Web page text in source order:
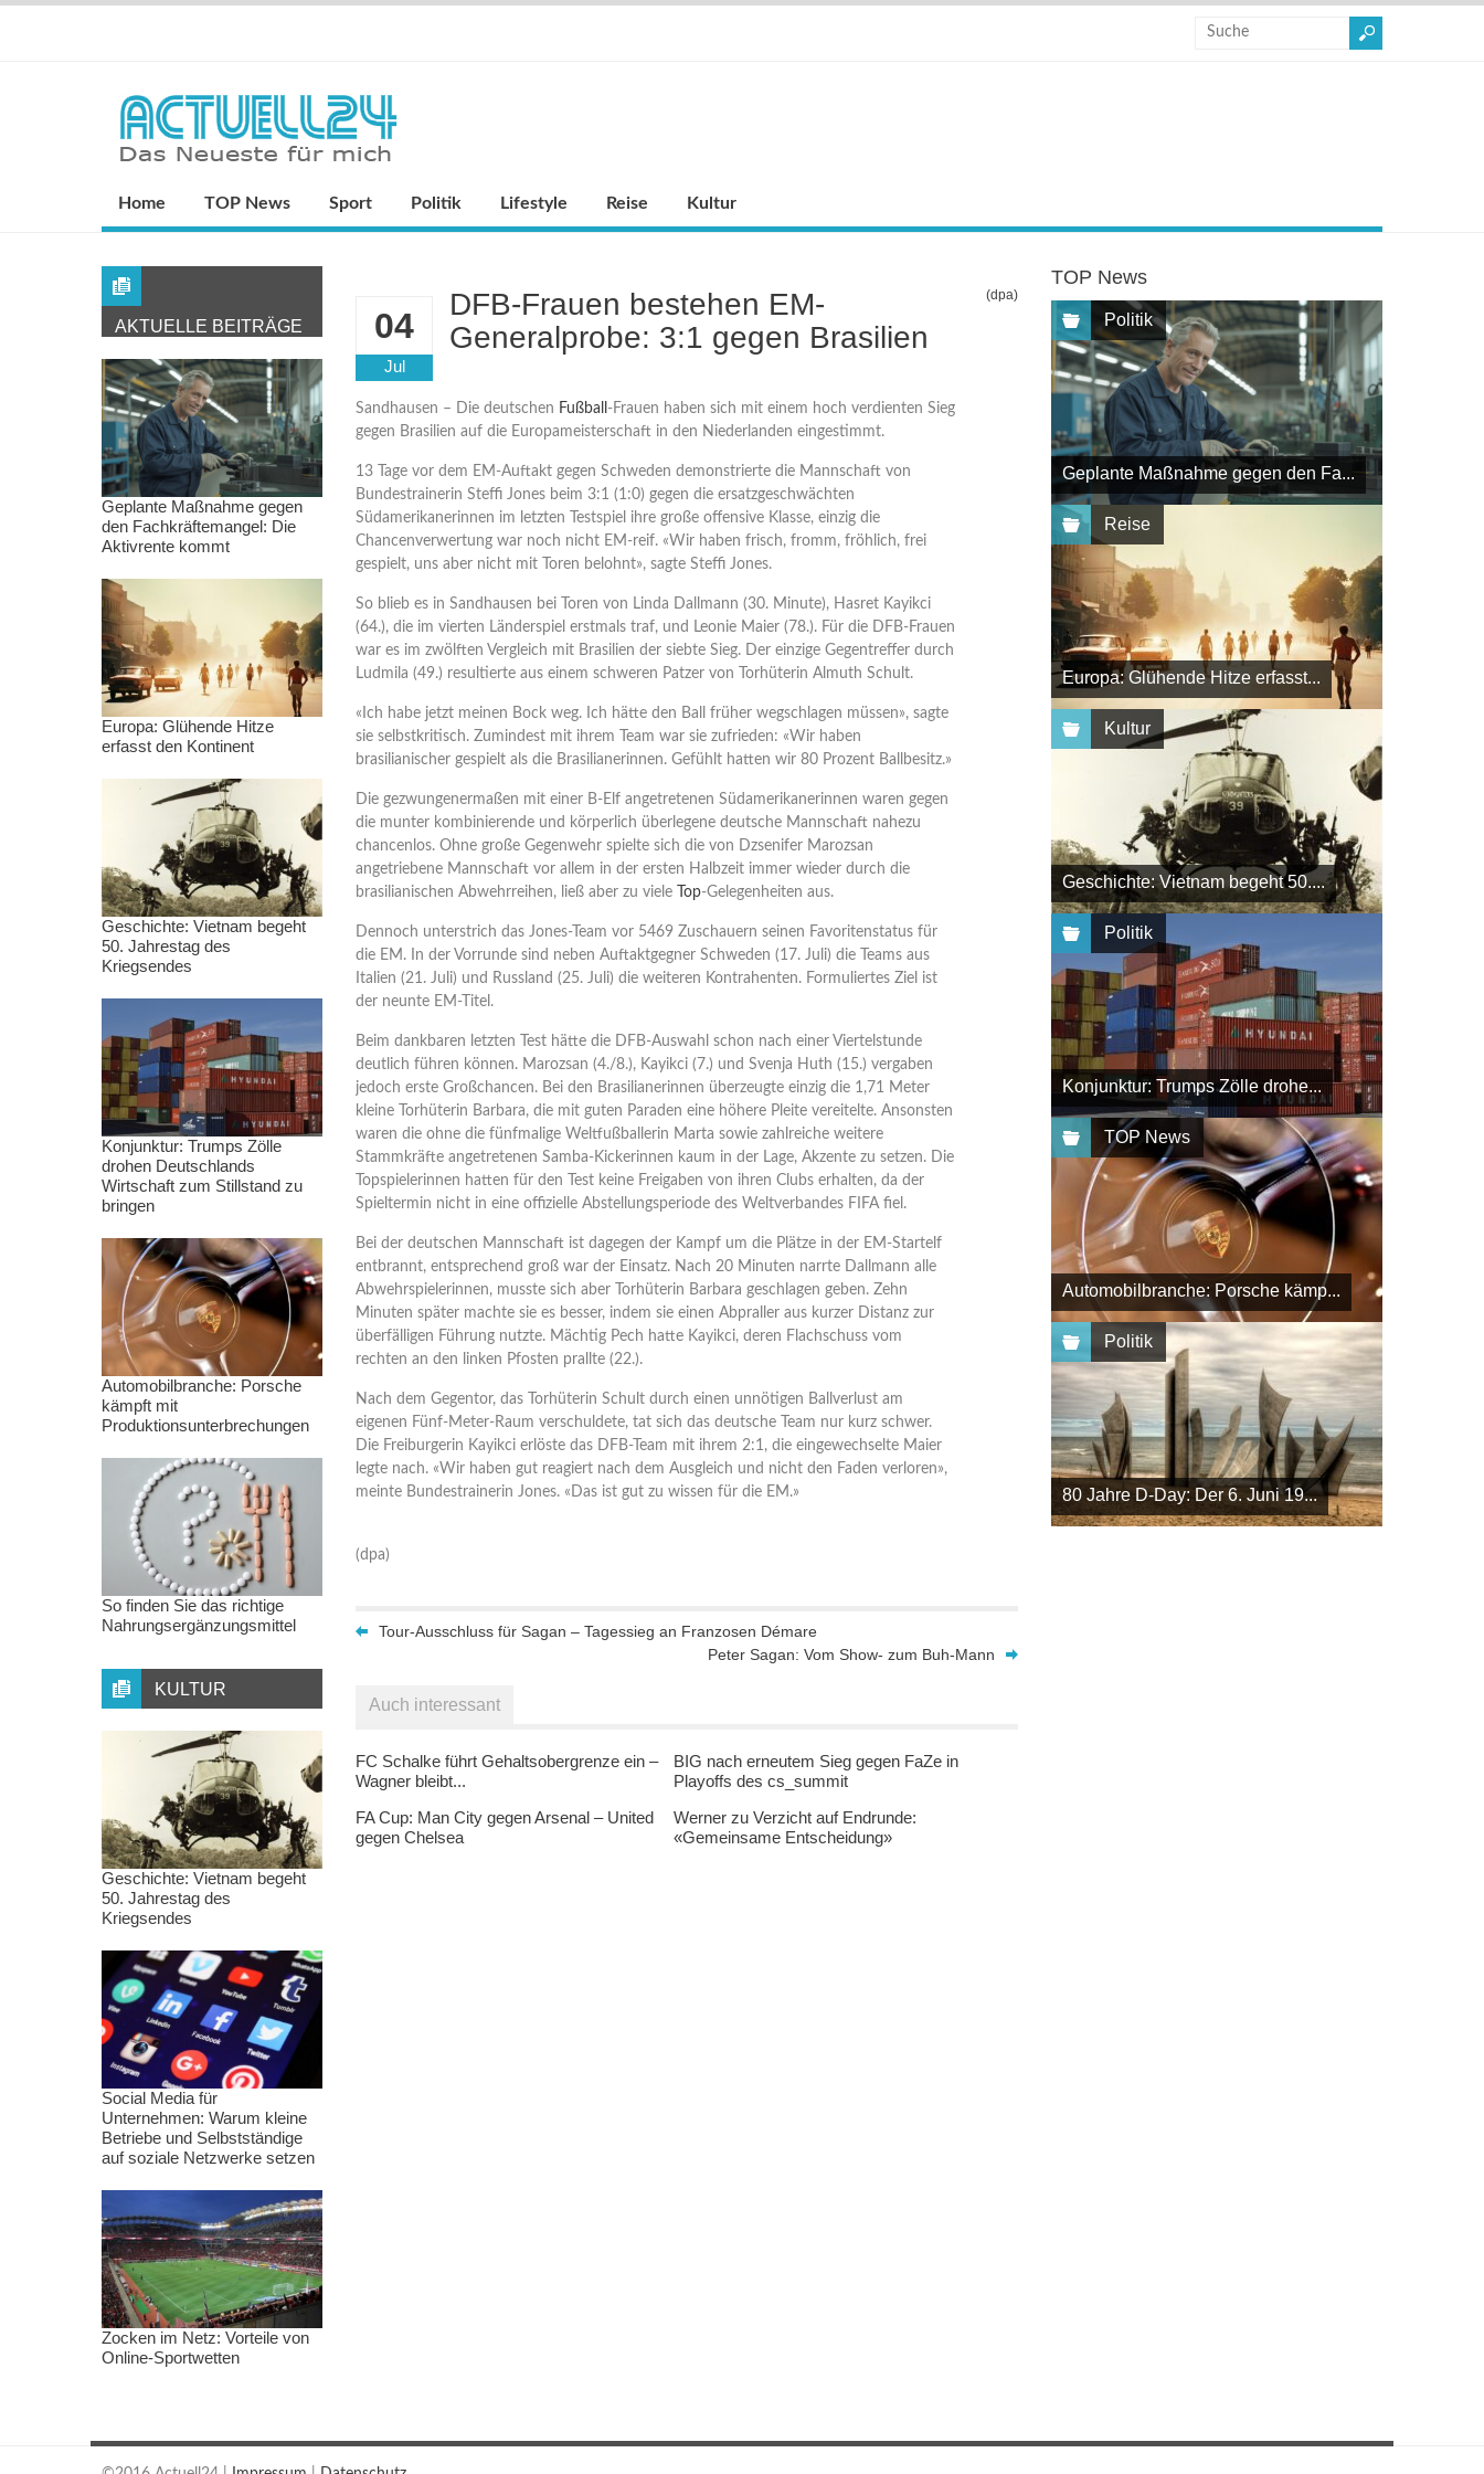
Home TOP News Sport Politik Lifestyle Reise Kultur
04
Jul
DFB-Frauen bestehen EM-
Generalprobe: 3:1 gegen Brasilien
(dpa)
Sandhausen – Die deutschen Fußball -Frauen haben sich mit einem hoch verdienten Sieg
gegen Brasilien auf die Europameisterschaft in den Niederlanden eingestimmt.
13 Tage vor dem EM-Auftakt gegen Schweden demonstrierte die Mannschaft von
Bundestrainerin Steffi Jones beim 3:1 (1:0) gegen die ersatzgeschwächten
Südamerikanerinnen im letzten Testspiel ihre große offensive Klasse, einzig die
Chancenverwertung war noch nicht EM-reif. «Wir haben frisch, fromm, fröhlich, frei
gespielt, uns aber nicht mit Toren belohnt», sagte Steffi Jones.
So blieb es in Sandhausen bei Toren von Linda Dallmann (30. Minute), Hasret Kayikci
(64.), die im vierten Länderspiel erstmals traf, und Leonie Maier (78.). Für die DFB-Frauen
war es im zwölften Vergleich mit Brasilien der siebte Sieg. Der einzige Gegentreffer durch
Ludmila (49.) resultierte aus einem schweren Patzer von Torhüterin Almuth Schult.
«Ich habe jetzt meinen Bock weg. Ich hätte den Ball früher wegschlagen müssen», sagte
sie selbstkritisch. Zumindest mit ihrem Team war sie zufrieden: «Wir haben
brasilianischer gespielt als die Brasilianerinnen. Gefühlt hatten wir 80 Prozent Ballbesitz.»
Die gezwungenermaßen mit einer B-Elf angetretenen Südamerikanerinnen waren gegen
die munter kombinierende und körperlich überlegene deutsche Mannschaft nahezu
chancenlos. Ohne große Gegenwehr spielte sich die von Dzsenifer Marozsan
angetriebene Mannschaft vor allem in der ersten Halbzeit immer wieder durch die
brasilianischen Abwehrreihen, ließ aber zu viele
Top-Gelegenheiten aus.
Dennoch unterstrich das Jones-Team vor 5469 Zuschauern seinen Favoritenstatus für
die EM. In der Vorrunde sind neben Auftaktgegner Schweden (17. Juli) die Teams aus
Italien (21. Juli) und Russland (25. Juli) die weiteren Kontrahenten. Formuliertes Ziel ist
der neunte EM-Titel.
Beim dankbaren letzten Test hätte die DFB-Auswahl schon nach einer Viertelstunde
deutlich führen können. Marozsan (4./8.), Kayikci (7.) und Svenja Huth (15.) vergaben
jedoch erste Großchancen. Bei den Brasilianerinnen überzeugte einzig die 1,71 Meter
kleine Torhüterin Barbara, die mit guten Paraden eine höhere Pleite vereitelte. Ansonsten
waren die ohne die fünfmalige Weltfußballerin Marta sowie zahlreiche weitere
Stammkräfte angetretenen Samba-Kickerinnen kaum in der Lage, Akzente zu setzen. Die
Topspielerinnen hatten für den Test keine Freigaben von ihren Clubs erhalten, da der
Spieltermin nicht in eine offizielle Abstellungsperiode des Weltverbandes FIFA fiel.
Bei der deutschen Mannschaft ist dagegen der Kampf um die Plätze in der EM-Startelf
entbrannt, entsprechend groß war der Einsatz. Nach 20 Minuten narrte Dallmann alle
Abwehrspielerinnen, musste sich aber Torhüterin Barbara geschlagen geben. Zehn
Minuten später machte sie es besser, indem sie einen Abpraller aus kurzer Distanz zur
überfälligen Führung nutzte. Mächtig Pech hatte Kayikci, deren Flachschuss vom
rechten an den linken Pfosten prallte (22.).
Nach dem Gegentor, das Torhüterin Schult durch einen unnötigen Ballverlust am
eigenen Fünf-Meter-Raum verschuldete, tat sich das deutsche Team nur kurz schwer.
Die Freiburgerin Kayikci erlöste das DFB-Team mit ihrem 2:1, die eingewechselte Maier
legte nach. «Wir haben gut reagiert nach dem Ausgleich und nicht den Faden verloren»,
meinte Bundestrainerin Jones. «Das ist gut zu wissen für die EM.»
(dpa)
Tour-Ausschluss für Sagan – Tagessieg an Franzosen Démare
Peter Sagan: Vom Show- zum Buh-Mann
Auch interessant
FC Schalke führt Gehaltsobergrenze ein –
Wagner bleibt...
BIG nach erneutem Sieg gegen FaZe in
Playoffs des cs_summit
FA Cup: Man City gegen Arsenal – United
gegen Chelsea
Werner zu Verzicht auf Endrunde:
«Gemeinsame Entscheidung»
TOP News
Politik
Geplante Maßnahme gegen den Fa...
Reise
Europa: Glühende Hitze erfasst...
Kultur
Geschichte: Vietnam begeht 50....
Politik
Konjunktur: Trumps Zölle drohe...
TOP News
Automobilbranche: Porsche kämp...
Politik
80 Jahre D-Day: Der 6. Juni 19...
AKTUELLE BEITRÄGE
Geplante Maßnahme gegen
den Fachkräftemangel: Die
Aktivrente kommt
Europa: Glühende Hitze
erfasst den Kontinent
Geschichte: Vietnam begeht
50. Jahrestag des
Kriegsendes
Konjunktur: Trumps Zölle
drohen Deutschlands
Wirtschaft zum Stillstand zu
bringen
Automobilbranche: Porsche
kämpft mit
Produktionsunterbrechungen
So finden Sie das richtige
Nahrungsergänzungsmittel
KULTUR
Geschichte: Vietnam begeht
50. Jahrestag des
Kriegsendes
Social Media für
Unternehmen: Warum kleine
Betriebe und Selbstständige
auf soziale Netzwerke setzen
Zocken im Netz: Vorteile von
Online-Sportwetten